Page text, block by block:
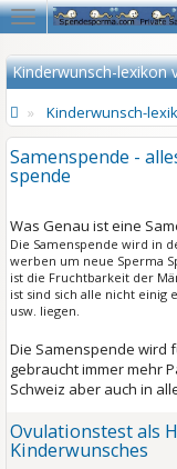
Navigation
Kinderwunsch-lexikon
Kinderwunsch-
Samenspende -
spende
Was Genau ist eine
Die Samenspende wird in
werben um neue Sperma
ist die Fruchtbarkeit der
ist sind sich alle nicht einig
usw. liegen.
Die Samenspende wird
gebraucht immer mehr
Schweiz aber auch in
Ovulationstest als
Kinderwunsches